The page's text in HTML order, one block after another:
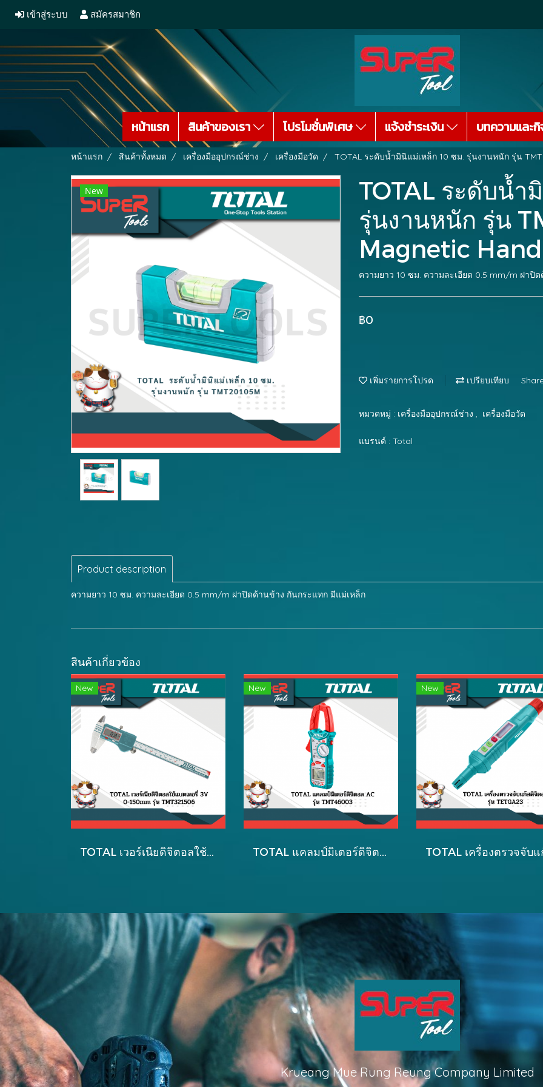
เข้าสู่ระบบ สมัครสมาชิก
หน้าแรก สินค้าของเรา โปรโมชั่นพิเศษ แจ้งชำระเงิน บทความและ
หน้าแรก สินค้าทั้งหมด เครื่องมืออุปกรณ์ช่าง เครื่องมือวัด TOTAL ระดับน้ำมินิแม่เหล็ก 10 ซม. รุ่นงานหนัก รุ่น
New
TOTAL ระดับน้ำ
รุ่นงานหนัก รุ่น
Magnetic
ความยาว 10 ซม. ความละเอียด 0.5 mm/m ฝาปิ
฿0
เพิ่มรายการโปรด เปรียบเทียบ
หมวดหมู่ : เครื่องมืออุปกรณ์ช่าง เครื่องมือวัด
แบรนด์ : Total
Product description
ความยาว 10 ซม. ความละเอียด 0.5 mm/m ฝาปิดด้านข้าง กันกระแทก มีแม่เหล็ก
สินค้าเกี่ยวข้อง
New New New
Krueang Mue Rung Reung Company Limited